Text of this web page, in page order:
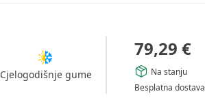
Cjelogodišnje gume
79,29 €
Na stanju
Besplatna dostava